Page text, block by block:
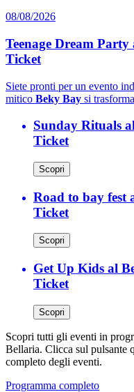
08/08/2026
Teenage Dream
Ticket
Siete pronti per un evento
mitico Beky Bay si
Sunday Rituals
Ticket
Scopri
Road to bay fest
Ticket
Scopri
Get Up Kids al
Ticket
Scopri
Scopri tutti gli eventi in
Bellaria. Clicca sul pulsante
completo degli eventi.
Programma completo